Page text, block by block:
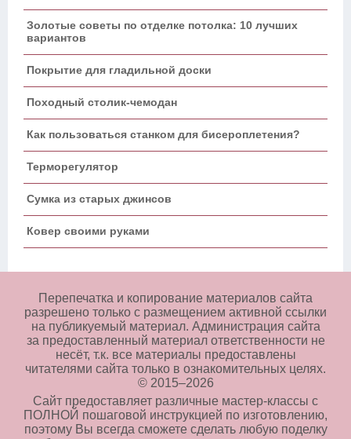
Золотые советы по отделке потолка: 10 лучших
вариантов
Покрытие для гладильной доски
Походный столик-чемодан
Как пользоваться станком для бисероплетения?
Терморегулятор
Сумка из старых джинсов
Ковер своими руками
Перепечатка и копирование материалов сайта
разрешено только с размещением активной ссылки
на публикуемый материал. Администрация сайта
за предоставленный материал ответственности не
несёт, т.к. все материалы предоставлены
читателями сайта только в ознакомительных целях.
© 2015–2026
Сайт предоставляет различные мастер-классы с
ПОЛНОЙ пошаговой инструкцией по изготовлению,
поэтому Вы всегда сможете сделать любую поделку